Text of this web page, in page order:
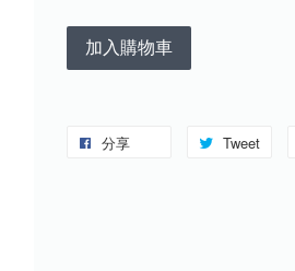
加入購物車
分享 Tweet